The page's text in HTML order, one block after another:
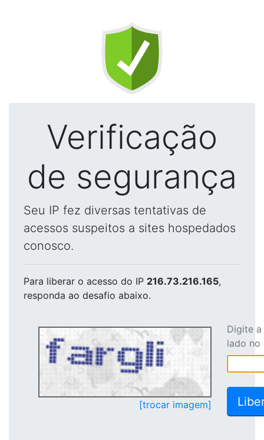
Verificação
de segurança
Seu IP fez diversas tentativas de
acessos suspeitos a sites hospedados
conosco.
Para liberar o acesso do IP 216.73.216.165,
responda ao desafio abaixo.
[trocar imagem]
Digite
lado no